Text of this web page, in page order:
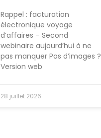
Rappel : facturation
électronique voyage
d’affaires – Second
webinaire aujourd’hui à ne
pas manquer Pas d’images ?
Version web
28 juillet 2026